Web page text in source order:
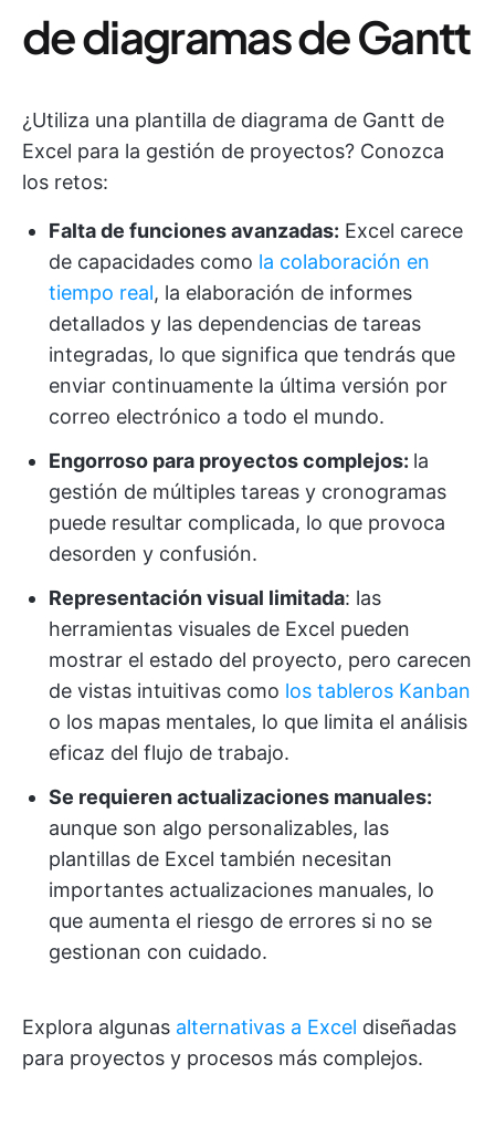
de diagramas de Gantt
¿Utiliza una plantilla de diagrama de Gantt de
Excel para la gestión de proyectos? Conozca
los retos:
Falta de funciones avanzadas: Excel carece
de capacidades como la colaboración en
tiempo real, la elaboración de informes
detallados y las dependencias de tareas
integradas, lo que significa que tendrás que
enviar continuamente la última versión por
correo electrónico a todo el mundo.
Engorroso para proyectos complejos: la
gestión de múltiples tareas y cronogramas
puede resultar complicada, lo que provoca
desorden y confusión.
Representación visual limitada: las
herramientas visuales de Excel pueden
mostrar el estado del proyecto, pero carecen
de vistas intuitivas como los tableros Kanban
o los mapas mentales, lo que limita el análisis
eficaz del flujo de trabajo.
Se requieren actualizaciones manuales:
aunque son algo personalizables, las
plantillas de Excel también necesitan
importantes actualizaciones manuales, lo
que aumenta el riesgo de errores si no se
gestionan con cuidado.
Explora algunas alternativas a Excel diseñadas
para proyectos y procesos más complejos.